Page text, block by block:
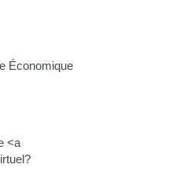
Économique
<a